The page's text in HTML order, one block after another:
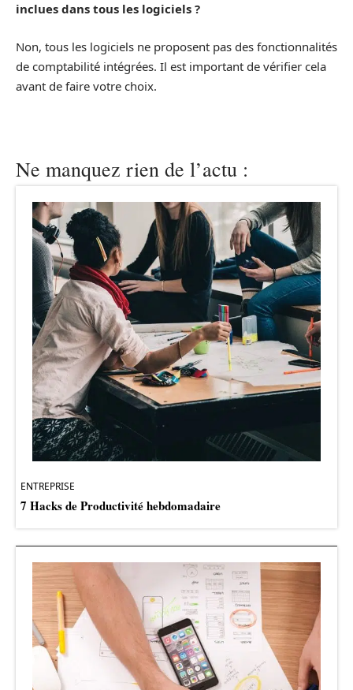
inclues dans tous les logiciels ?
Non, tous les logiciels ne proposent pas des fonctionnalités
de comptabilité intégrées. Il est important de vérifier cela
avant de faire votre choix.
Ne manquez rien de l’actu :
ENTREPRISE
7 Hacks de Productivité hebdomadaire